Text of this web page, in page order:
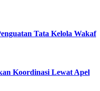
Tata Kelola Wakaf
Koordinasi Lewat Apel